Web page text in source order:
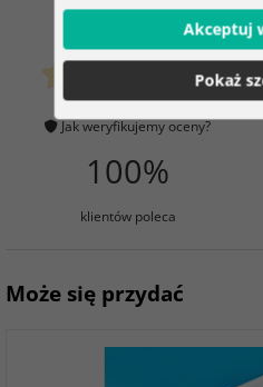
0 ocena
Jak weryfikujemy oceny?
100%
klientów poleca
Może się przydać
Akceptuj
Pokaż